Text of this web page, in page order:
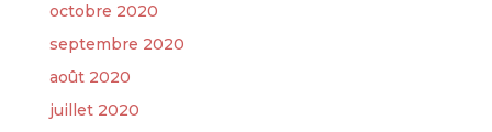
octobre 2020
septembre 2020
août 2020
juillet 2020